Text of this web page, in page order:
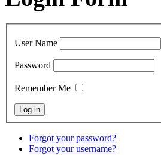
User Name
Password
Remember Me
Forgot your password?
Forgot your username?